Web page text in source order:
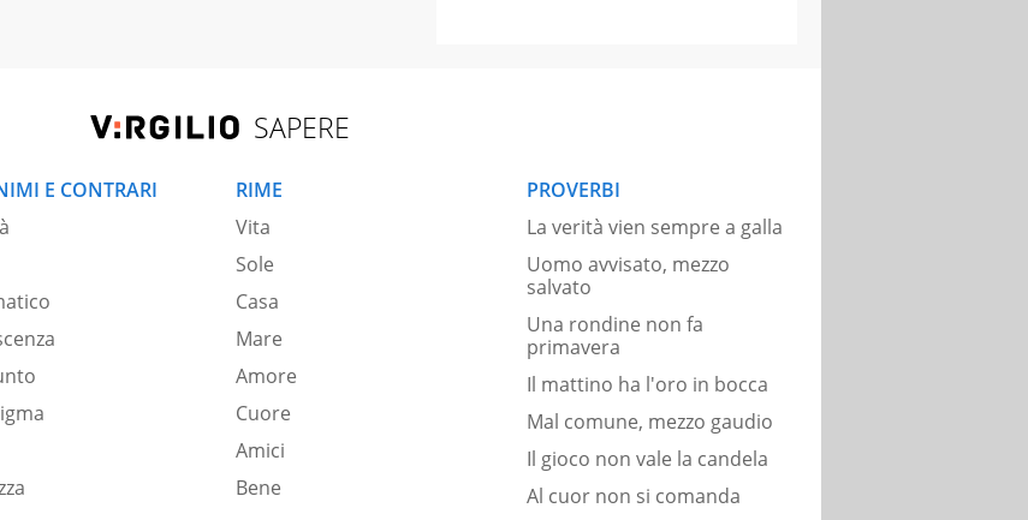
SAPERE
E CONTRARI
RIME
Vita
Sole
Casa
Mare
Amore
Cuore
Amici
Bene
PROVERBI
La verità vien sempre a galla
Uomo avvisato, mezzo
salvato
Una rondine non fa
primavera
Il mattino ha l'oro in bocca
Mal comune, mezzo gaudio
Il gioco non vale la candela
Al cuor non si comanda